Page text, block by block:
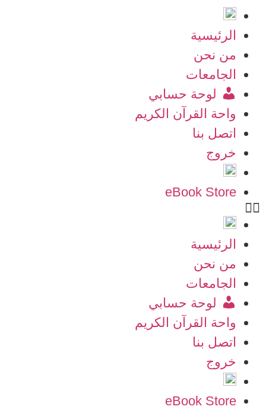
الرئيسية
من نحن
الجامعات
لوحة حسابي
واحة القرآن الكريم
اتصل بنا
خروج
eBook Store
الرئيسية
من نحن
الجامعات
لوحة حسابي
واحة القرآن الكريم
اتصل بنا
خروج
eBook Store